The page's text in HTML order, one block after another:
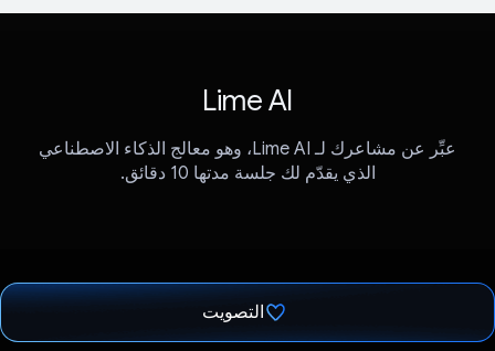
Lime AI
عبِّر عن مشاعرك لـ Lime AI، وهو معالج الذكاء الاصطناعي
الذي يقدّم لك جلسة مدتها 10 دقائق.
التصويت